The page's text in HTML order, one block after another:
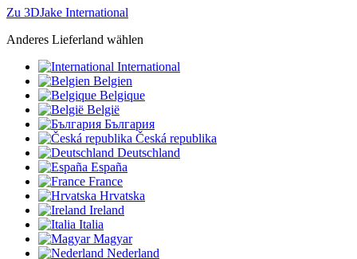
Zu 3DJake International
Anderes Lieferland wählen
International
Belgien
Belgique
België
България
Česká republika
Deutschland
España
France
Hrvatska
Ireland
Italia
Magyar
Nederland